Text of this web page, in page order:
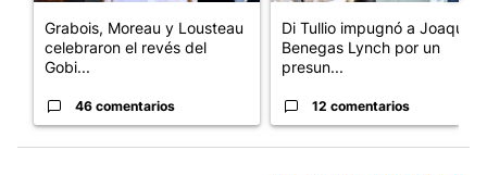
Grabois, Moreau y Lousteau
celebraron el revés del
Gobi...
46 comentarios
Di Tullio impugnó a Joaquín
Benegas Lynch por un
presun...
12 comentarios